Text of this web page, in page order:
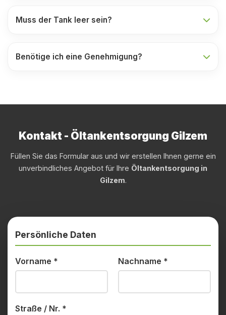
Muss der Tank leer sein?
Benötige ich eine Genehmigung?
Kontakt - Öltankentsorgung Gilzem
Füllen Sie das Formular aus und wir erstellen Ihnen gerne ein
unverbindliches Angebot für Ihre Öltankentsorgung in
Gilzem.
Persönliche Daten
Vorname * Nachname *
Straße / Nr. *